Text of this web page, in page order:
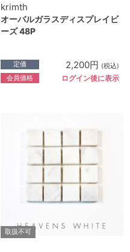
krimth
オーバルガラスディスプレイビ
ーズ 48P
定価 2,200円 (税込)
会員価格 ログイン後に表示
取扱不可